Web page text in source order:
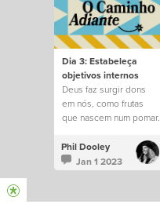
Dia 3: Estabeleça
objetivos internos
Deus faz surgir dons
em nós, como frutas
que nascem num pomar.
Phil Dooley
Jan 1 2023